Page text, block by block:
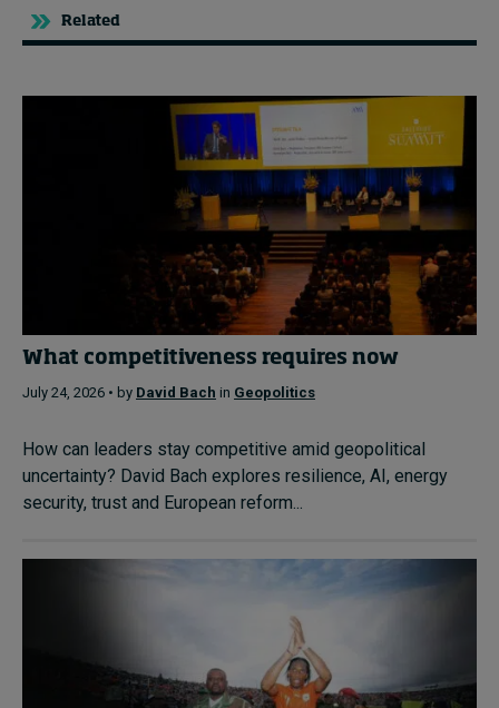
Related
What competitiveness requires now
July 24, 2026 • by David Bach in Geopolitics
How can leaders stay competitive amid geopolitical
uncertainty? David Bach explores resilience, AI, energy
security, trust and European reform...